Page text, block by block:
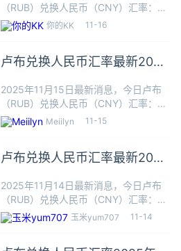
（RUB）兑换人民币（CNY）汇率：1
卢布≈0.0880人民币，根据今日汇率1
卢布可以兑换0.0880人民币，本站数
为准。卢布
你的KK 11-16
卢布兑换人民币汇率最新2025
2025年11月15日最新消息，今日卢布
（RUB）兑换人民币（CNY）汇率：1
卢布≈0.0880人民币，根据今日汇率1
卢布可以兑换0.0880人民币，本站数
为准。卢布
Meiilyn 11-15
卢布兑换人民币汇率最新2025
2025年11月14日最新消息，今日卢布
（RUB）兑换人民币（CNY）汇率：1
卢布≈0.0875人民币，根据今日汇率1
卢布可以兑换0.0875人民币，本站数据
玉米yum707 11-14